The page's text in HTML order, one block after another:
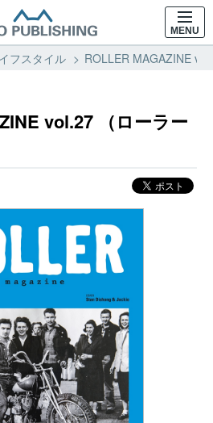
MENU
フスタイル ROLLER MAGAZINE
vol.27 （ローラー